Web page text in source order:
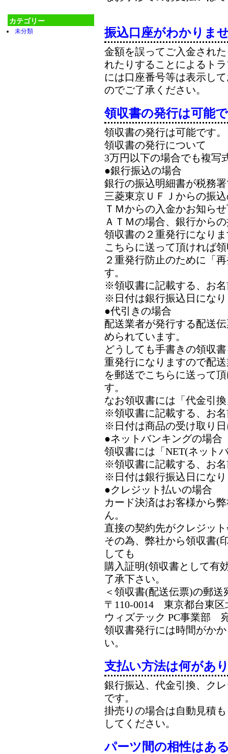
カテゴリー
未分類 振込口座がわかりま
金額を誤ってご入金され
れたりすることによるト
には口座番号等は表示し
のでご了承ください。
領収書の発行は可能
領収書の発行は可能です。
領収書の発行について
3万円以下の場合でも複写
●銀行振込の場合
銀行の振込明細書が税務
三菱東京ＵＦＪからの振
ＴＭからの入金かお知ら
ＡＴＭの場合、銀行から
領収書の２重発行になり
こちらに送って頂ければ
２重発行防止のために「
す。
※領収書に記載する、お
※日付は銀行振込日にな
●代引きの場合
配送業者が発行する配送
められています。
どうしても手書きの領収
重発行になりますので配
を郵送でこちらに送って
す。
なお領収書には「代金引
※領収書に記載する、お
※日付は商品の受け取り
●ネットバンキングの場合
領収書には「NET(ネット
※領収書に記載する、お
※日付は銀行振込日にな
●クレジット払いの場合
カード決済はお客様から
ん。
直接の契約先がクレジッ
その為、弊社から領収書(
しても
購入証明(領収書として有
了承下さい。
＜領収書(配送伝票)の郵送
〒110-0014 東京都台東
ウィズテック PC事業部
領収書発行には時間がか
い。
支払い方法は何があ
銀行振込、代金引換、ク
です。
掛売りの場合は自動見積
してください。
パーツ間の相性はあ